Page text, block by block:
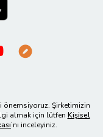
Şirketimizin
almak için lütfen Kişisel
’nı inceleyiniz.